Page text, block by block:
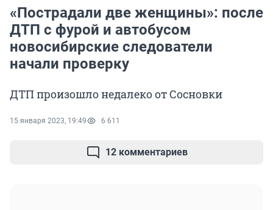
«Пострадали две женщины»: после
ДТП с фурой и автобусом
новосибирские следователи
начали проверку
ДТП произошло недалеко от Сосновки
15 января 2023, 19:49 6 611
12 комментариев